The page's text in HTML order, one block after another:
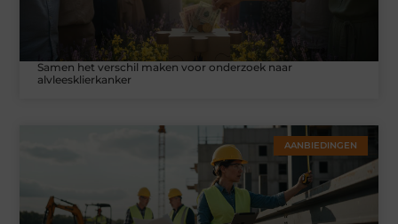
Samen het verschil maken voor onderzoek naar
alvleesklierkanker
AANBIEDINGEN